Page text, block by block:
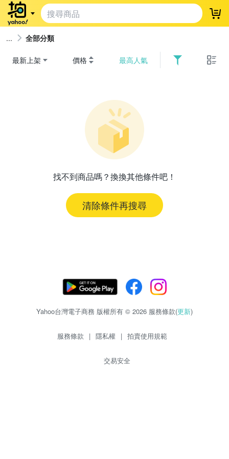
登
全部分類
最新上架 價格 最高人氣
找不到商品嗎？換換其他條件吧！
清除條件再搜尋
Yahoo台灣電子商務 版權所有 © 2026 服務條款(更新)
服務條款 | 隱私權 | 拍賣使用規範
交易安全